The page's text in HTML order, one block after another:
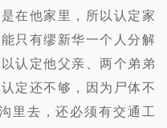
在他家里，所以认定家
只有缪新华一个人分解
认定他父亲、两个弟弟
定还不够，因为尸体不
里去，还必须有交通工